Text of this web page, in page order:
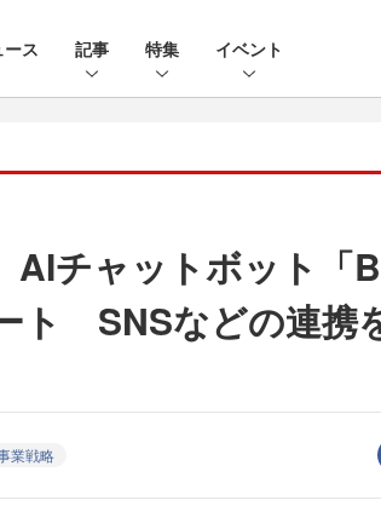
ース 記事 特集 イベント
AIチャットボット「
ト SNSなどの連携
業戦略